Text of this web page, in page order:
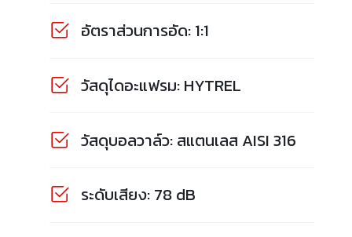
อัตราส่วนการอัด: 1:1
วัสดุไดอะแฟรม: HYTREL
วัสดุบอลวาล์ว: สแตนเลส AISI 316
ระดับเสียง: 78 dB